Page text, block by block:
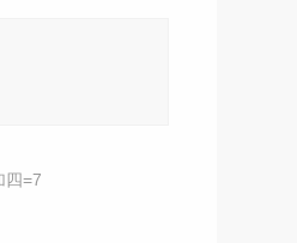
四=7